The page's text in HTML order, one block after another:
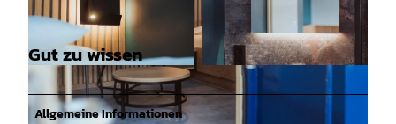
© www.bildgefaehrten.de, GASTHOF DÜCKING
HAUS mit HOTEL BAHNHOF LECHTRUP - ME
RZEN |
CC-BY-SA
© www.bildgefaehrten.de, GASTHOF DÜCKING
HAUS mit HOTEL BAHNHOF LECHTRUP - ME
Gut zu wissen
Allgemeine Informationen